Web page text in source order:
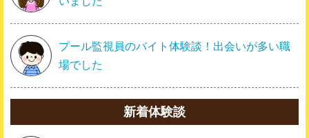
プール監視員のバイト体験談！出会いが多い職
場でした
新着体験談